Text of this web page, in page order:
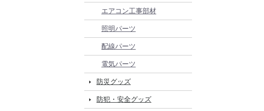
エアコン工事部材
照明パーツ
配線パーツ
電気パーツ
防災グッズ
防犯・安全グッズ